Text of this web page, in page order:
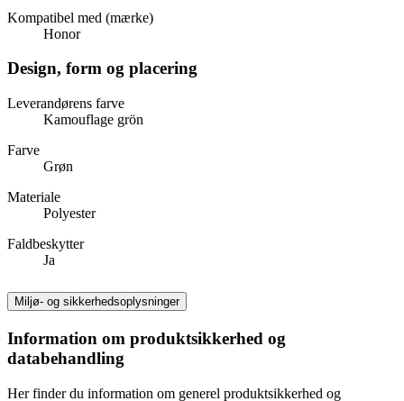
Kompatibel med (mærke)
Honor
Design, form og placering
Leverandørens farve
Kamouflage grön
Farve
Grøn
Materiale
Polyester
Faldbeskytter
Ja
Miljø- og sikkerhedsoplysninger
Information om produktsikkerhed og
databehandling
Her finder du information om generel produktsikkerhed og